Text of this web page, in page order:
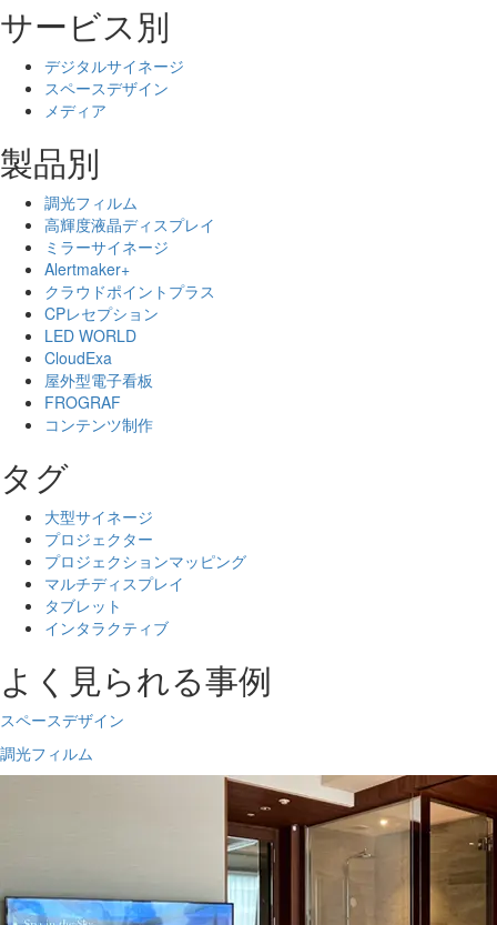
サービス別
デジタルサイネージ
スペースデザイン
メディア
製品別
調光フィルム
高輝度液晶ディスプレイ
ミラーサイネージ
Alertmaker+
クラウドポイントプラス
CPレセプション
LED WORLD
CloudExa
屋外型電子看板
FROGRAF
コンテンツ制作
タグ
大型サイネージ
プロジェクター
プロジェクションマッピング
マルチディスプレイ
タブレット
インタラクティブ
よく見られる事例
スペースデザイン
調光フィルム